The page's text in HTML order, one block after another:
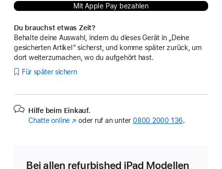
Mit Apple Pay bezahlen
Du brauchst etwas Zeit?
Behalte deine Auswahl, indem du dieses Gerät in „Deine
gesicherten Artikel“ sicherst, und komme später zurück, um
dort weiterzumachen, wo du aufgehört hast.
Für später sichern
Hilfe beim Einkauf.
Chatte online (Öffnet
oder ruf an unter 0800 2000 136.
Bei allen refurbished iPad Modellen